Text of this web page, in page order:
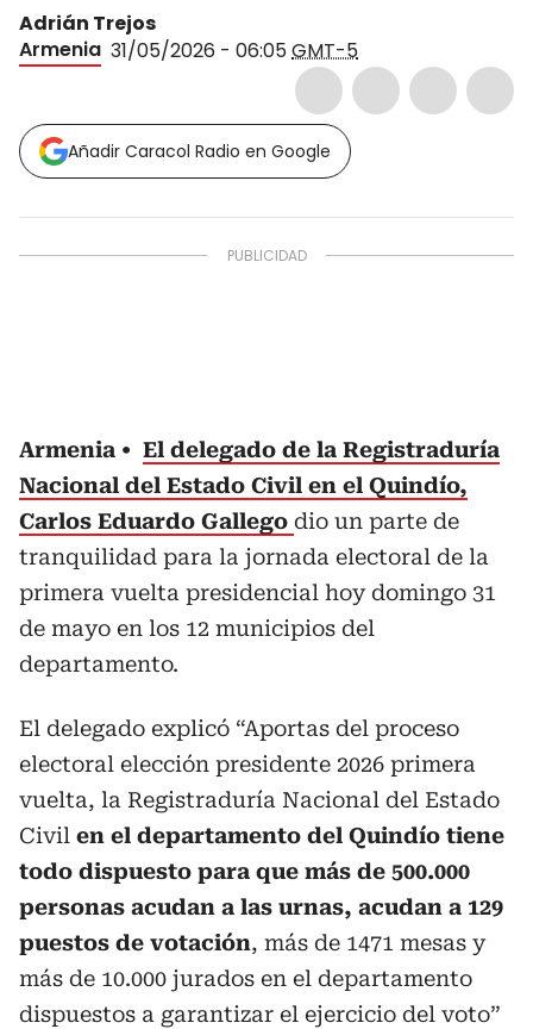
Adrián Trejos
Armenia 31/05/2026 - 06:05GMT-5
Añadir Caracol Radio en Google
Armenia
El delegado de la Registraduría
Nacional del Estado Civil en el Quindío,
Carlos Eduardo Gallego dio un parte de
tranquilidad para la jornada electoral de la
primera vuelta presidencial hoy domingo 31
de mayo en los 12 municipios del
departamento.
El delegado explicó “Aportas del proceso
electoral elección presidente 2026 primera
vuelta, la Registraduría Nacional del Estado
Civil en el departamento del Quindío tiene
todo dispuesto para que más de 500.000
personas acudan a las urnas, acudan a 129
puestos de votación, más de 1471 mesas y
más de 10.000 jurados en el departamento
dispuestos a garantizar el ejercicio del voto”